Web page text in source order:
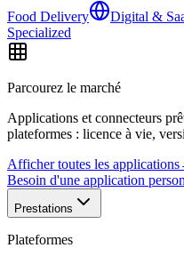
Food Delivery
Digital &
Specialized
Parcourez le marché
Applications et connecteurs
plateformes : licence à vie,
Afficher toutes les applications
Besoin d'une application
Prestations
Plateformes